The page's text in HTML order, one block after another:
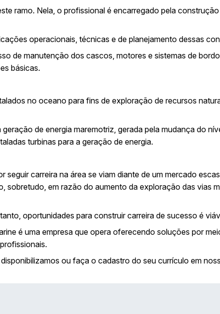
ramo. Nela, o profissional é encarregado pela
operacionais, técnicas e de planejamento dessas
de manutenção dos cascos, motores e sistemas de
básicas.
no oceano para fins de exploração de recursos
de energia maremotriz, gerada pela mudança do
turbinas para a geração de energia.
carreira na área se viam diante de um mercado
sobretudo, em razão do aumento da exploração das vias
oportunidades para construir carreira de sucesso é
é uma empresa que opera oferecendo soluções por
ou faça o cadastro do seu currículo em